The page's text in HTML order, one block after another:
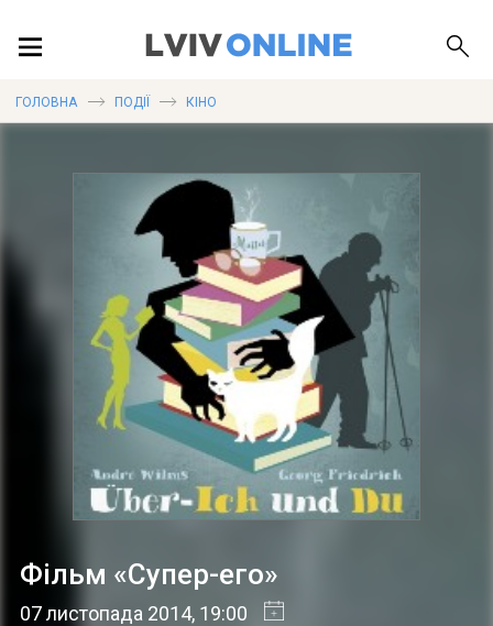
ДОВІДКА
ГОЛОВНА ПОДІЇ КІНО
Фільм «Супер-его»
07 листопада 2014, 19:00